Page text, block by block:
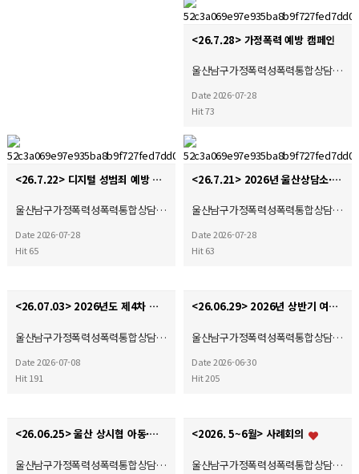
<26.7.28> 가정폭력 예방 캠페인
울산남구가정폭력성폭력통합상담…
Date 2026-07-28
Hit 73
<26.7.22> 디지털 성범죄 예방 캠페인
울산남구가정폭력성폭력통합상담…
Date 2026-07-28
Hit 65
<26.7.21> 2026년 울산상담소·시설협의회 제4차 운영위원회 및 간담회 참석
울산남구가정폭력성폭력통합상담…
Date 2026-07-28
Hit 63
<26.07.03> 2026년도 제4차 사회복지현장실습 종결식
울산남구가정폭력성폭력통합상담…
Date 2026-07-08
Hit 191
<26.06.29> 2026년 상반기 여성폭력 예방 및 홍보 캠페인
울산남구가정폭력성폭력통합상담…
Date 2026-06-30
Hit 205
<26.06.25> 울산 상시협 아동·여성폭력예방캠페인
울산남구가정폭력성폭력통합상담…
<2026. 5~6월> 사례회의
울산남구가정폭력성폭력통합상담…